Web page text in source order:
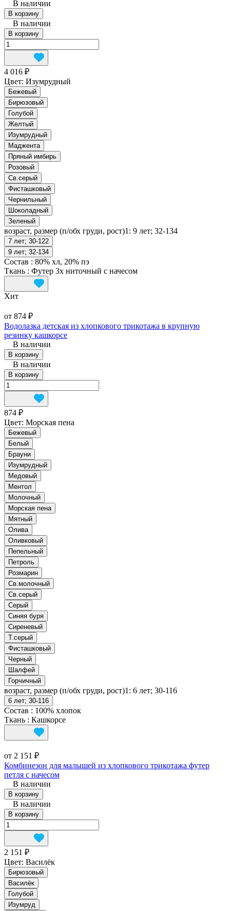
В наличии
В корзину
В наличии
В корзину
4 016 ₽
Цвет: Изумрудный
Бежевый
Бирюзовый
Голубой
Желтый
Изумрудный
Маджента
Пряный имбирь
Розовый
Св.серый
Фисташковый
Чернильный
Шоколадный
Зеленый
возраст, размер (п/обх груди, рост)1: 9 лет; 32-134
7 лет; 30-122
9 лет; 32-134
Состав : 80% хл, 20% пэ
Ткань : Футер 3х ниточный с начесом
Хит
от 874 ₽
Водолазка детская из хлопкового трикотажа в крупную
резинку кашкорсе
В наличии
В корзину
В наличии
В корзину
874 ₽
Цвет: Морская пена
Бежевый
Белый
Брауни
Изумрудный
Медовый
Ментол
Молочный
Морская пена
Мятный
Олива
Оливковый
Пепельный
Петроль
Розмарин
Св.молочный
Св.серый
Серый
Синяя буря
Сиреневый
Т.серый
Фисташковый
Черный
Шалфей
Горчичный
возраст, размер (п/обх груди, рост)1: 6 лет; 30-116
6 лет; 30-116
Состав : 100% хлопок
Ткань : Кашкорсе
от 2 151 ₽
Комбинезон для малышей из хлопкового трикотажа футер
петля с начесом
В наличии
В корзину
В наличии
В корзину
2 151 ₽
Цвет: Василёк
Бирюзовый
Василёк
Голубой
Изумруд